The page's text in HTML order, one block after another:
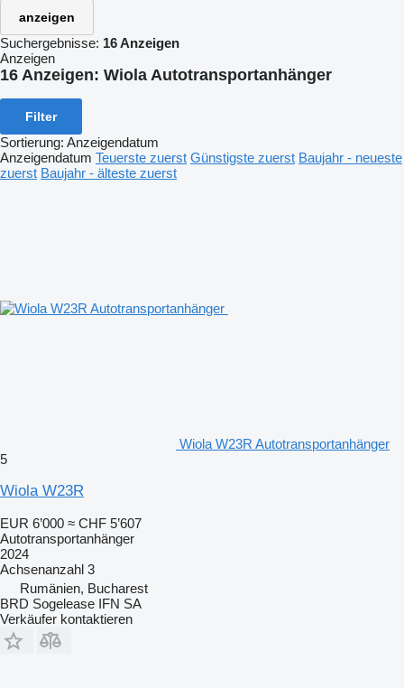
anzeigen
Suchergebnisse: 16 Anzeigen
Anzeigen
16 Anzeigen: Wiola Autotransportanhänger
Filter
Sortierung: Anzeigendatum
Anzeigendatum Teuerste zuerst Günstigste zuerst Baujahr - neueste
zuerst Baujahr - älteste zuerst
Wiola W23R Autotransportanhänger
5
Wiola W23R
EUR 6’000 ≈ CHF 5’607
Autotransportanhänger
2024
Achsenanzahl 3
Rumänien, Bucharest
BRD Sogelease IFN SA
Verkäufer kontaktieren